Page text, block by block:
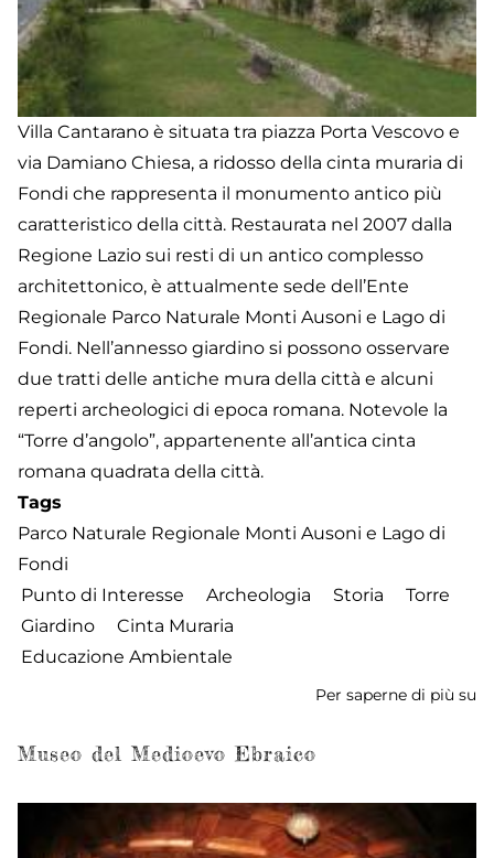
Villa Cantarano è situata tra piazza Porta Vescovo e
via Damiano Chiesa, a ridosso della cinta muraria di
Fondi che rappresenta il monumento antico più
caratteristico della città. Restaurata nel 2007 dalla
Regione Lazio sui resti di un antico complesso
architettonico, è attualmente sede dell’Ente
Regionale Parco Naturale Monti Ausoni e Lago di
Fondi. Nell’annesso giardino si possono osservare
due tratti delle antiche mura della città e alcuni
reperti archeologici di epoca romana. Notevole la
“Torre d’angolo”, appartenente all’antica cinta
romana quadrata della città.
Tags
Parco Naturale Regionale Monti Ausoni e Lago di
Fondi
Punto di Interesse
Archeologia Storia
Torre
Giardino
Cinta Muraria
Educazione Ambientale
Per saperne di più su
Museo del Medioevo Ebraico